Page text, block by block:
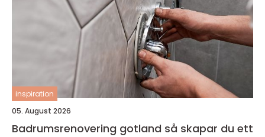
inspiration
05. August 2026
Badrumsrenovering gotland så skapar du ett